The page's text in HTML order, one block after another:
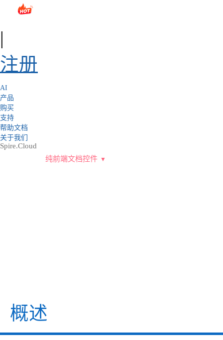
sales@e-iceblue.com
|
注册
AI
产品
购买
支持
帮助文档
关于我们
Spire.Cloud
纯前端文档控件
概述